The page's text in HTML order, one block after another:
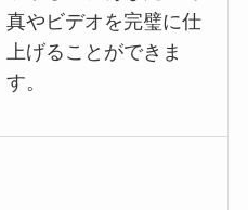
真やビデオを完璧に仕
上げることができま
す。